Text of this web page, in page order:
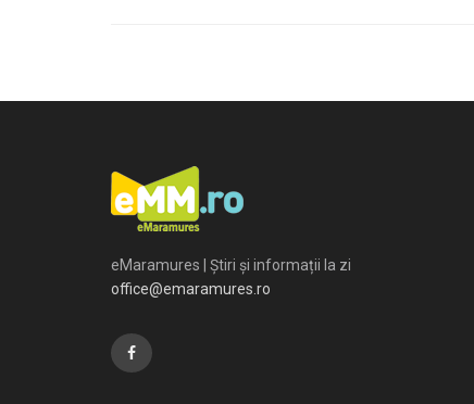
eMaramures | Știri și informații la zi
office@emaramures.ro